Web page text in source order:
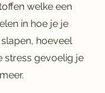
welke een
in hoe je je
hoeveel
stress gevoelig je